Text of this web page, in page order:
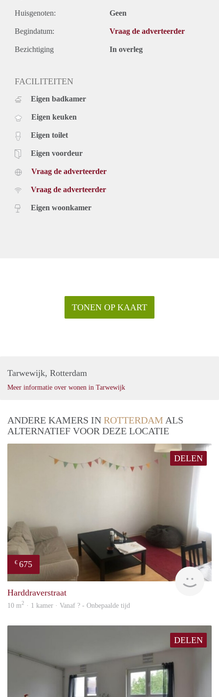
Huisgenoten: Geen
Begindatum: Vraag de adverteerder
Bezichtiging In overleg
FACILITEITEN
Eigen badkamer
Eigen keuken
Eigen toilet
Eigen voordeur
Vraag de adverteerder
Vraag de adverteerder
Eigen woonkamer
TONEN OP KAART
Tarwewijk, Rotterdam
Meer informatie over wonen in Tarwewijk
ANDERE KAMERS IN ROTTERDAM ALS
ALTERNATIEF VOOR DEZE LOCATIE
DELEN
€ 675
Harddraverstraat
10 m2 · 1 kamer · Vanaf ? - Onbepaalde tijd
DELEN